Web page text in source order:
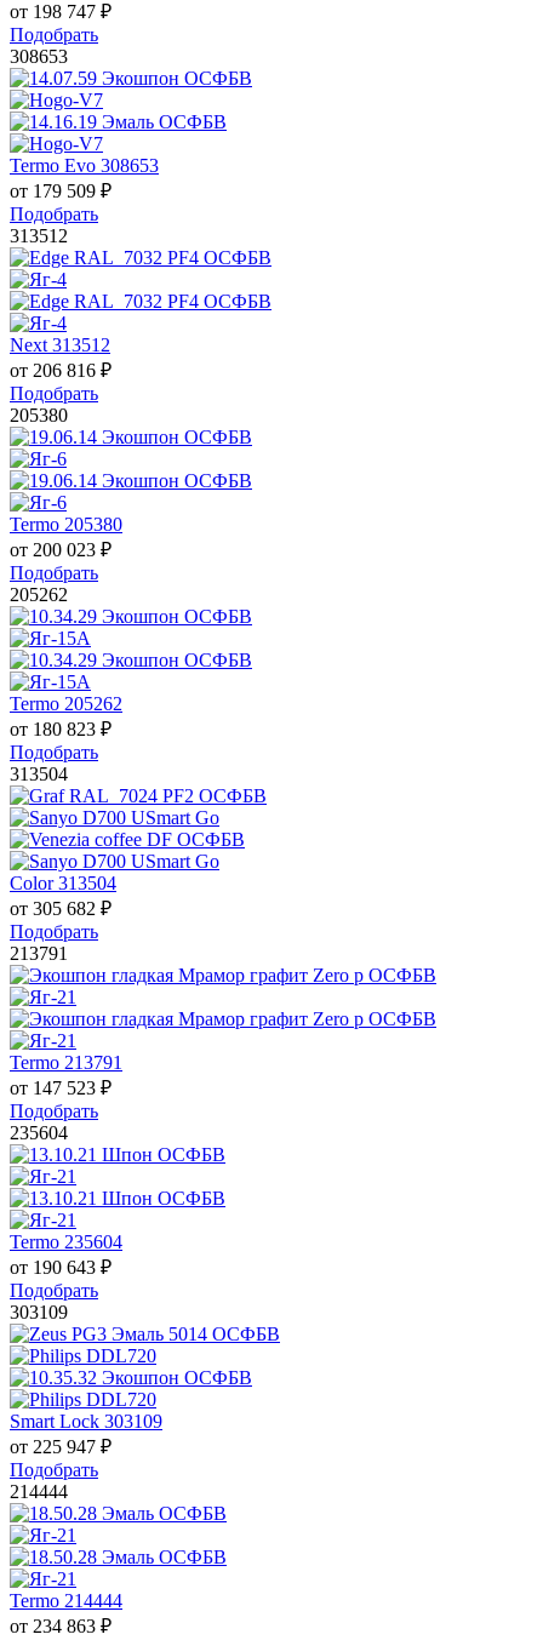
от 198 747 ₽
Подобрать
308653
Termo Evo 308653
от 179 509 ₽
Подобрать
313512
Next 313512
от 206 816 ₽
Подобрать
205380
Termo 205380
от 200 023 ₽
Подобрать
205262
Termo 205262
от 180 823 ₽
Подобрать
313504
Color 313504
от 305 682 ₽
Подобрать
213791
Termo 213791
от 147 523 ₽
Подобрать
235604
Termo 235604
от 190 643 ₽
Подобрать
303109
Smart Lock 303109
от 225 947 ₽
Подобрать
214444
Termo 214444
от 234 863 ₽